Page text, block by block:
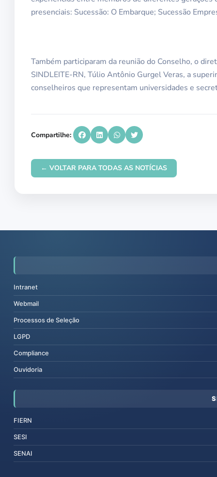
presenciais: Sucessão: O Embarque; Sucessão
Também participaram da reunião do Conselho, o
SINDLEITE-RN, Túlio Antônio Gurgel Veras, a
conselheiros que representam universidades e
Compartilhe:
← VOLTAR PARA TODAS AS NOTÍCIAS
Intranet
Webmail
Processos de Seleção
LGPD
Compliance
Ouvidoria
FIERN
SESI
SENAI